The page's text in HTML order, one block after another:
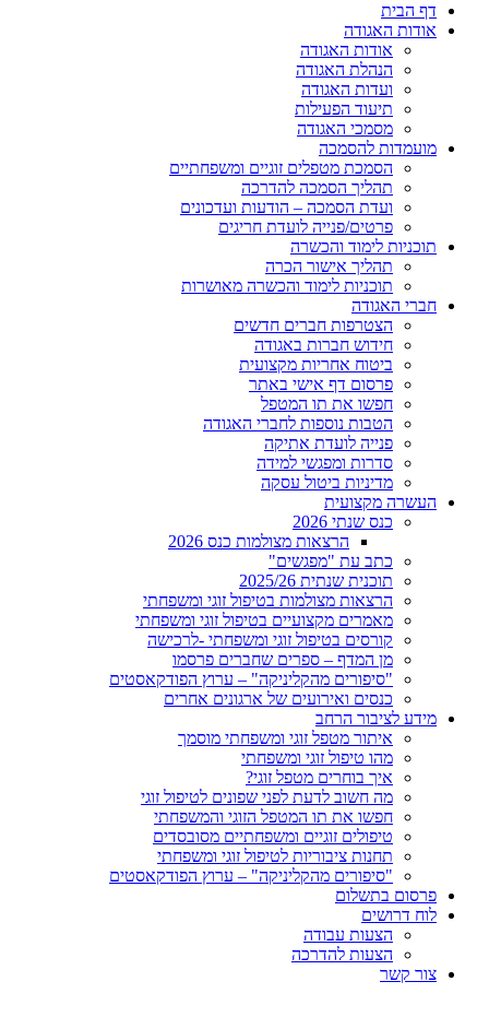
דף הבית
אודות האגודה
אודות האגודה
הנהלת האגודה
ועדות האגודה
תיעוד הפעילות
מסמכי האגודה
מועמדות להסמכה
הסמכת מטפלים זוגיים ומשפחתיים
תהליך הסמכה להדרכה
ועדת הסמכה – הודעות ועדכונים
פרטים/פנייה לועדת חריגים
תוכניות לימוד והכשרה
תהליך אישור הכרה
תוכניות לימוד והכשרה מאושרות
חברי האגודה
הצטרפות חברים חדשים
חידוש חברות באגודה
ביטוח אחריות מקצועית
פרסום דף אישי באתר
חפשו את תו המטפל
הטבות נוספות לחברי האגודה
פנייה לועדת אתיקה
סדרות ומפגשי למידה
מדיניות ביטול עסקה
העשרה מקצועית
כנס שנתי 2026
הרצאות מצולמות כנס 2026
כתב עת "מפגשים"
תוכנית שנתית 2025/26
הרצאות מצולמות בטיפול זוגי ומשפחתי
מאמרים מקצועיים בטיפול זוגי ומשפחתי
קורסים בטיפול זוגי ומשפחתי -לרכישה
מן המדף – ספרים שחברים פרסמו
"סיפורים מהקליניקה" – ערוץ הפודקאסטים
כנסים ואירועים של ארגונים אחרים
מידע לציבור הרחב
איתור מטפל זוגי ומשפחתי מוסמך
מהו טיפול זוגי ומשפחתי
איך בוחרים מטפל זוגי?
מה חשוב לדעת לפני שפונים לטיפול זוגי
חפשו את תו המטפל הזוגי והמשפחתי
טיפולים זוגיים ומשפחתיים מסובסדים
תחנות ציבוריות לטיפול זוגי ומשפחתי
"סיפורים מהקליניקה" – ערוץ הפודקאסטים
פרסום בתשלום
לוח דרושים
הצעות עבודה
הצעות להדרכה
צור קשר